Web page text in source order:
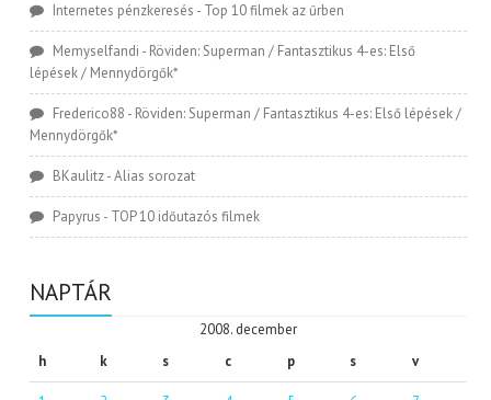
Internetes pénzkeresés - Top 10 filmek az űrben
Memyselfandi - Röviden: Superman / Fantasztikus 4-es: Első
lépések / Mennydörgők*
Frederico88 - Röviden: Superman / Fantasztikus 4-es: Első lépések /
Mennydörgők*
BKaulitz-Alias sorozat
Papyrus - TOP 10 időutazós filmek
NAPTÁR
2008. december
h
k s c p s v